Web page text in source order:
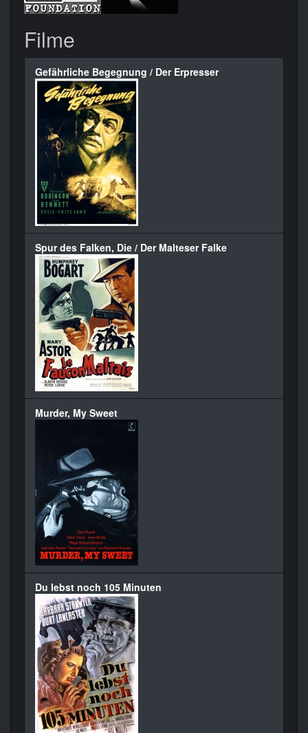
Filme
Gefährliche Begegnung / Der Erpresser
Spur des Falken, Die / Der Malteser Falke
Murder, My Sweet
Du lebst noch 105 Minuten